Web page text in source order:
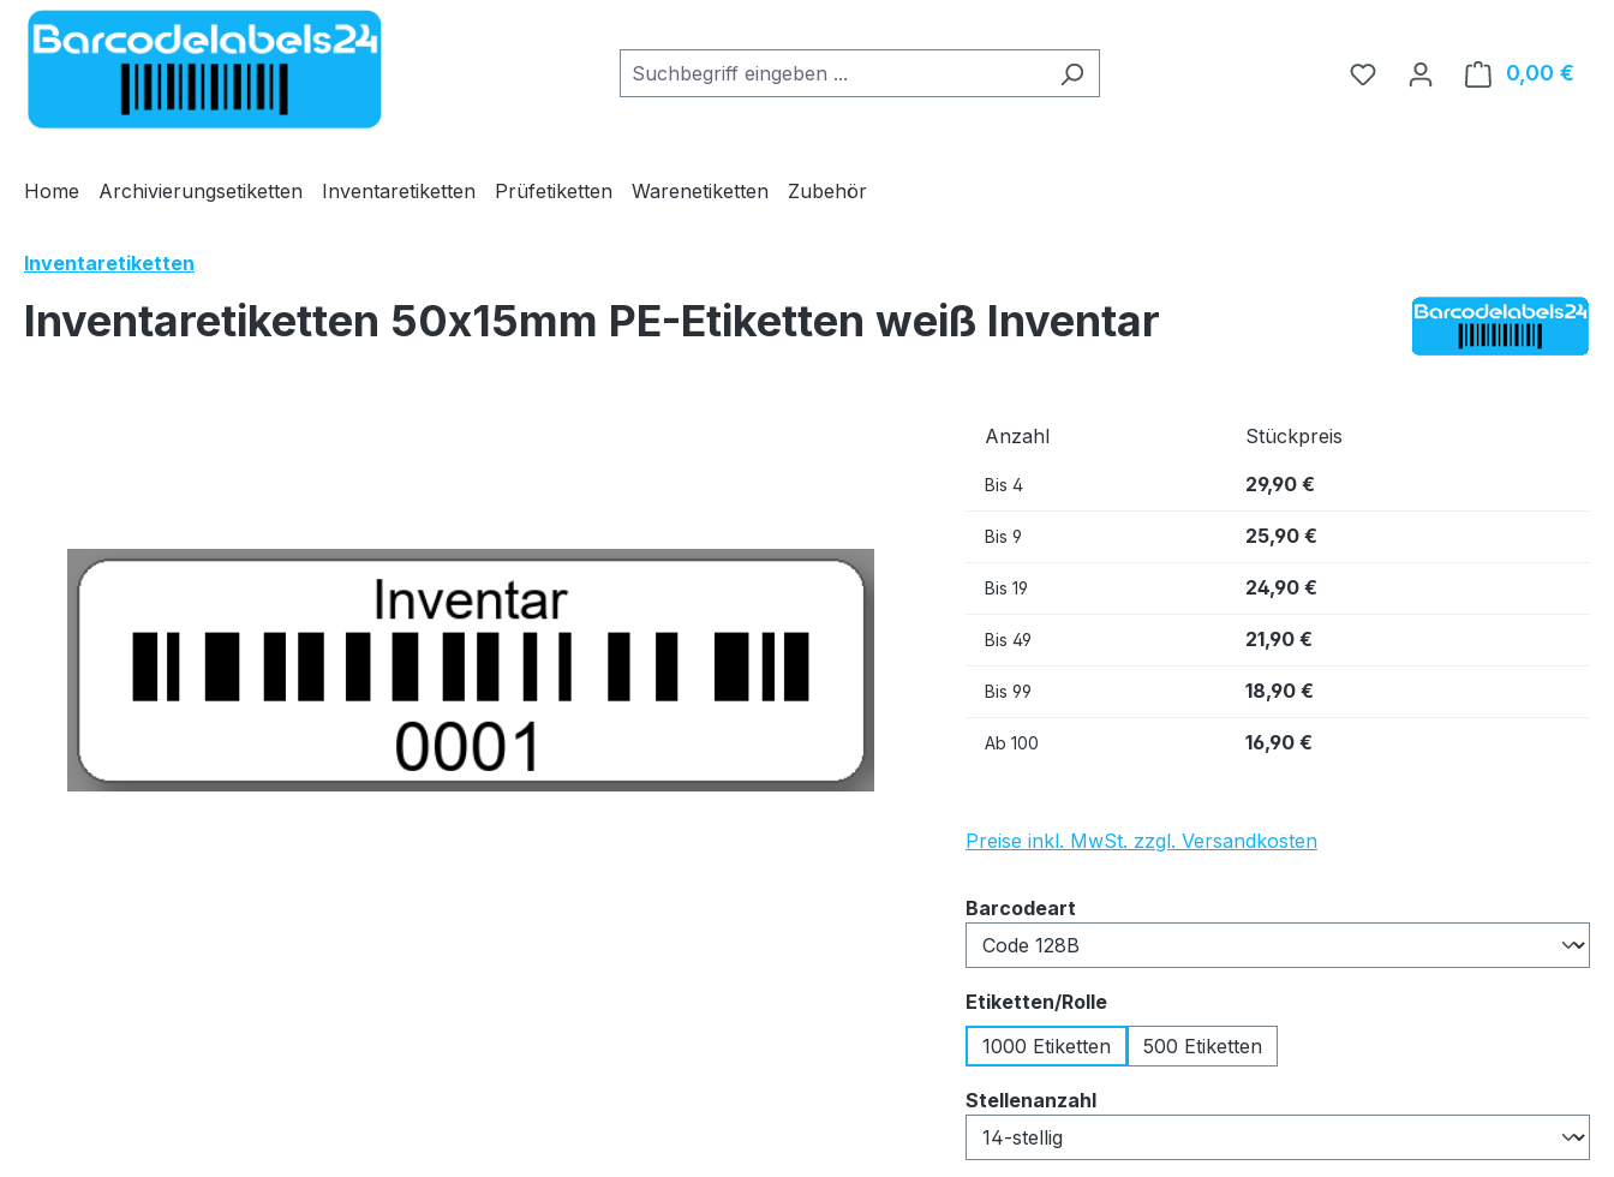
Hauptinhalt springen
Zur Suche springen
Zur Hauptnavigation springen
0,00 €
Home Archivierungsetiketten Inventaretiketten Prüfetiketten Warenetiketten Zubehör
Inventaretiketten
Inventaretiketten 50x15mm PE-Etiketten weiß Inventar
Anzahl Stückpreis
Bis 4 29,90 €
Bis 9 25,90 €
Bis 19 24,90 €
Bis 49 21,90 €
Bis 99 18,90 €
Ab 100 16,90 €
Preise inkl. MwSt. zzgl. Versandkosten
Barcodeart
Etiketten/Rolleauswählen
1000 Etiketten
500 Etiketten
Stellenanzahlauswählen